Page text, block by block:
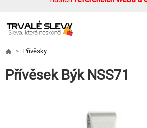
Přívěsky
Přívěsek Býk NSS71